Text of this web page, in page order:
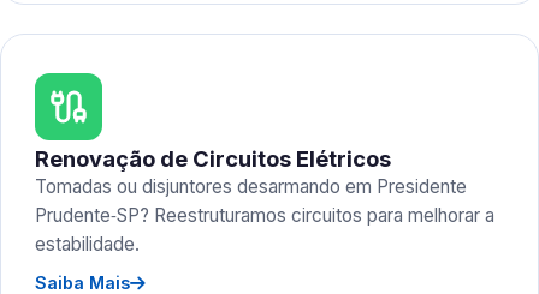
Renovação de Circuitos Elétricos
Tomadas ou disjuntores desarmando em Presidente
Prudente‑SP? Reestruturamos circuitos para melhorar a
estabilidade.
Saiba Mais